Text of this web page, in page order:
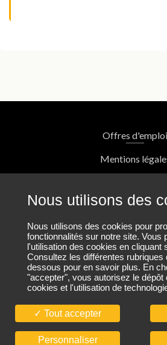
Nous utilisons des
Nous utilisons des cookies pour
fonctionnalités sur notre site. Vous
l'utilisation des cookies en cliquant
Consultez les différentes rubriques
dessous pour en savoir plus. En
"accepter", vous autorisez le dépôt
cookies et l'utilisation de
Tout accepter
Personnaliser
Offres d'emploi
Mentions
Plan du site
Nous contacter
Nous suivre sur
© CIBTP 2026. Tous